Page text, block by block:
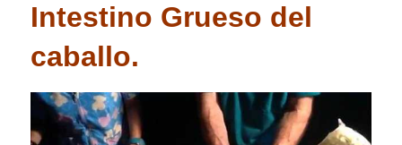
Intestino Grueso del
caballo.